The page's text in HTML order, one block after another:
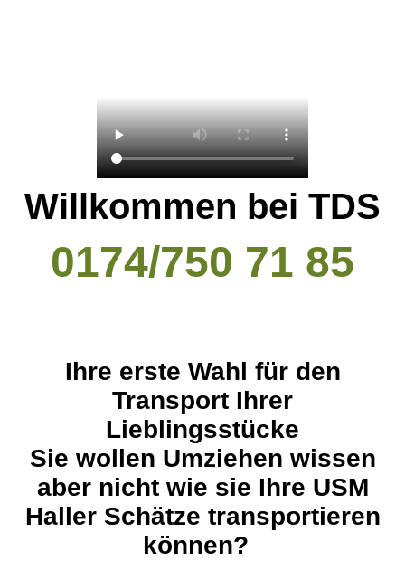
Willkommen bei TDS
0174/750 71 85
Ihre erste Wahl für den
Transport Ihrer
Lieblingsstücke
Sie wollen Umziehen wissen
aber nicht wie sie Ihre USM
Haller Schätze transportieren
können?